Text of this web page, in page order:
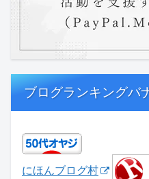
ブログランキングバ
にほんブログ村